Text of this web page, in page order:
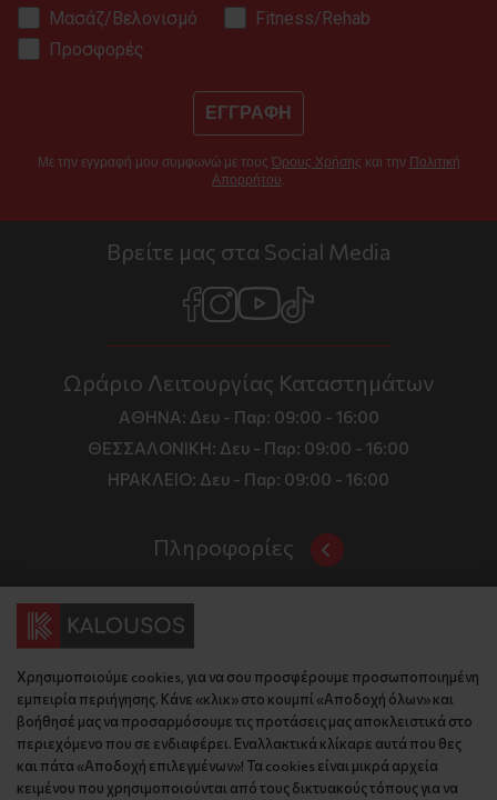
Μασάζ/Βελονισμό
Fitness/Rehab
Προσφορές
ΕΓΓΡΑΦΗ
Με την εγγραφή μου συμφωνώ με τους Όρους Χρήσης και την Πολιτική
Απορρήτου
Βρείτε μας στα Social Media
Ωράριο Λειτουργίας Καταστημάτων
ΑΘΗΝΑ: Δευ - Παρ: 09:00 - 16:00
ΘΕΣΣΑΛΟΝΙΚΗ: Δευ - Παρ: 09:00 - 16:00
ΗΡΑΚΛΕΙΟ: Δευ - Παρ: 09:00 - 16:00
Πληροφορίες
Όροι και Προϋποθέσεις
Τιμές, Τρόποι Αποστολής και Πληρωμής
Πολιτική Απορρήτου
Κώδικας Δεοντολογίας
Εταιρικό Προφίλ
KLoop - Loyalty Program
Become a Brand Ambassador
Επικοινωνία
Διεύθυνση
Έδρα: Γράμμου 29, 18345 , Μοσχάτο Αττική
Θεσ/νίκη: Λυσάνδρου 8, 54642, Θεσσαλονίκη
Κρήτη: Θερίσου 52, 71305, Ηράκλειο
Βρείτε μας στον χάρτη
Τηλέφωνο:
Χρησιμοποιούμε cookies, για να σου προσφέρουμε προσωποποιημένη
εμπειρία περιήγησης. Κάνε «κλικ» στο κουμπί «Αποδοχή όλων» και
βοήθησέ μας να προσαρμόσουμε τις προτάσεις μας αποκλειστικά στο
περιεχόμενο που σε ενδιαφέρει. Εναλλακτικά κλίκαρε αυτά που θες
και πάτα «Αποδοχή επιλεγμένων»! Τα cookies είναι μικρά αρχεία
κειμένου που χρησιμοποιούνται από τους δικτυακούς τόπους για να